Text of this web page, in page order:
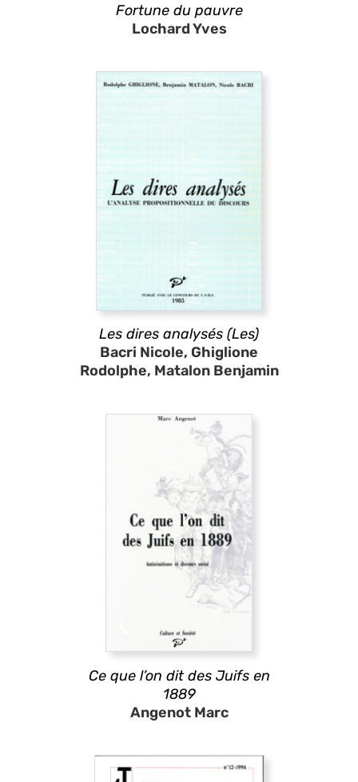
Fortune du pauvre
Lochard Yves
Les dires analysés (Les)
Bacri Nicole, Ghiglione
Rodolphe, Matalon Benjamin
Ce que l’on dit des Juifs en
1889
Angenot Marc